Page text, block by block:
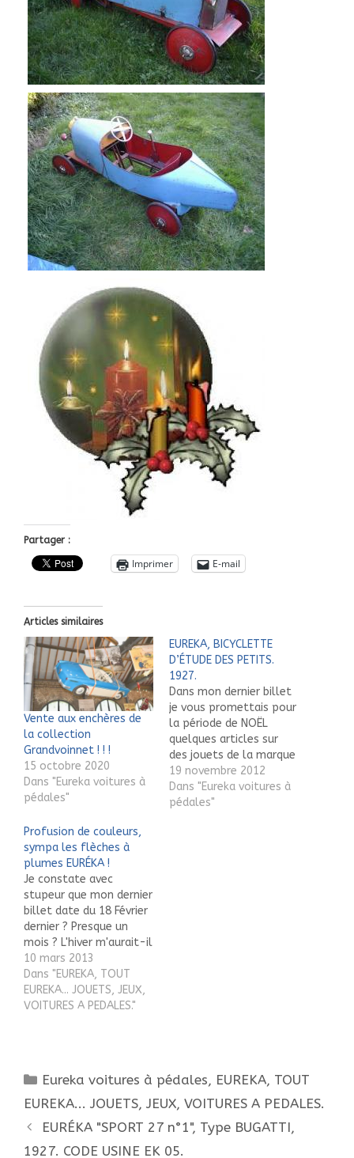
Partager :
Imprimer E-mail
Articles similaires
Vente aux enchères de
la collection
Grandvoinnet ! ! !
15 octobre 2020
Dans "Eureka voitures à
pédales"
EUREKA, BICYCLETTE
D’ÉTUDE DES PETITS.
1927.
Dans mon dernier billet
je vous promettais pour
la période de NOËL
quelques articles sur
des jouets de la marque
EURÉKA qui ont
longtemps paradé dans
tous les bons
19 novembre 2012
Dans "Eureka voitures à
pédales"
Profusion de couleurs,
sympa les flèches à
plumes EURÉKA !
Je constate avec
stupeur que mon dernier
billet date du 18 Février
dernier ? Presque un
mois ? L'hiver m'aurait-il
quelque peu engourdi
les doigts et les
neurones ? Pour
meubler en peu de
effectivement avec
ma…
10 mars 2013
Dans "EUREKA, TOUT
EUREKA... JOUETS, JEUX,
VOITURES A PEDALES."
Catégories
Eureka voitures à pédales, EUREKA, TOUT
EUREKA... JOUETS, JEUX, VOITURES A PEDALES.
Navigation
des
EURÉKA "SPORT 27 n°1", Type BUGATTI,
1927. CODE USINE EK 05.